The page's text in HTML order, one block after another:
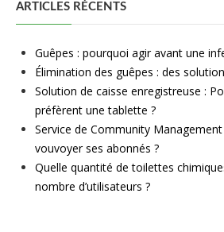
ARTICLES RÉCENTS
Guêpes : pourquoi agir avant une
Élimination des guêpes : des
Solution de caisse enregistreuse :
préfèrent une tablette ?
Service de Community
vouvoyer ses abonnés ?
Quelle quantité de toilettes
nombre d’utilisateurs ?